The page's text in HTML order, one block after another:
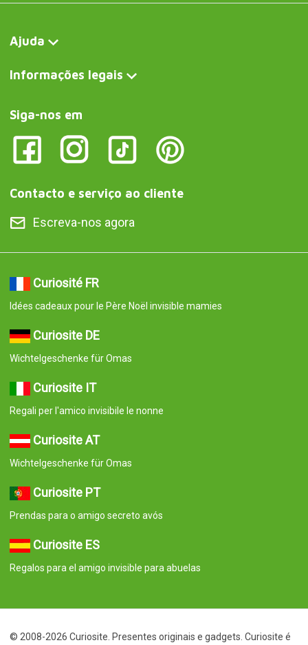
Ajuda
Informações legais
Siga-nos em
Contacto e serviço ao cliente
Escreva-nos agora
Curiosité FR
Idées cadeaux pour le Père Noël invisible mamies
Curiosite DE
Wichtelgeschenke für Omas
Curiosite IT
Regali per l'amico invisibile le nonne
Curiosite AT
Wichtelgeschenke für Omas
Curiosite PT
Prendas para o amigo secreto avós
Curiosite ES
Regalos para el amigo invisible para abuelas
© 2008-2026 Curiosite. Presentes originais e gadgets. Curiosite é